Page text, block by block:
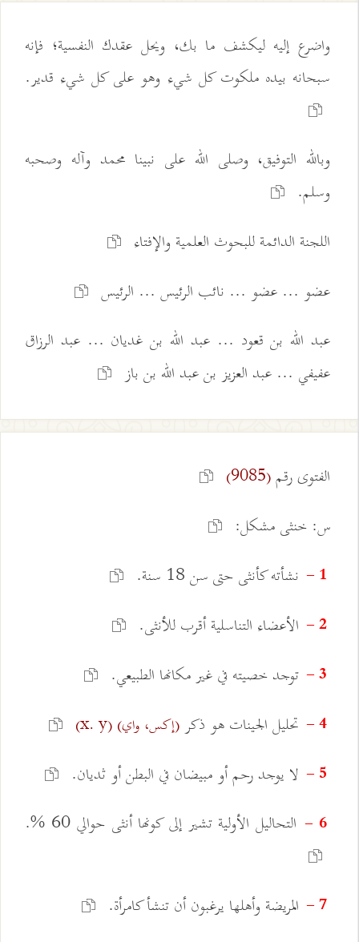
واضرع إليه ليكشف ما بك، ويحل عقدك النفسية؛ فإنه
سبحانه بيده ملكوت كل شيء وهو على كل شيء قدير.
وبالله التوفيق، وصلى الله على نبينا محمد وآله وصحبه
وسلم.
اللجنة الدائمة للبحوث العلمية والإفتاء
عضو ... عضو ... نائب الرئيس ... الرئيس
عبد الله بن قعود ... عبد الله بن غديان ... عبد الرزاق
عفيفي ... عبد العزيز بن عبد الله بن باز
الفتوى رقم(9085)
س: خنثى مشكل:
1 - نشأته كأنثى حتى سن 18 سنة.
2 - الأعضاء التناسلية أقرب للأنثى.
3 - توجد خصيته في غير مكانها الطبيعي.
4 - تحليل الجينات هو ذكر(إكس، واي)(x. y)
5 - لا يوجد رحم أو مبيضان في البطن أو ثديان.
6 - التحاليل الأولية تشير إلى كونها أنثى حوالي 60 %.
7 -
المريضة وأهلها يرغبون أن تنشأ كامرأة.